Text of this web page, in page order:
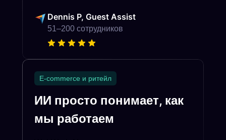
Dennis P, Guest Assist
51–200 сотрудников
E-commerce и ритейл
ИИ просто понимает, как
мы работаем